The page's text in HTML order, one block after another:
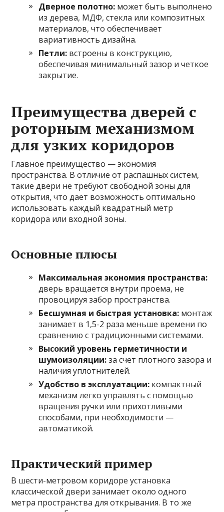
Дверное полотно: может быть выполнено
из дерева, МДФ, стекла или композитных
материалов, что обеспечивает
вариативность дизайна.
Петли: встроены в конструкцию,
обеспечивая минимальный зазор и четкое
закрытие.
Преимущества дверей с
роторным механизмом
для узких коридоров
Главное преимущество — экономия
пространства. В отличие от распашных систем,
такие двери не требуют свободной зоны для
открытия, что дает возможность оптимально
использовать каждый квадратный метр
коридора или входной зоны.
Основные плюсы
Максимальная экономия пространства:
дверь вращается внутри проема, не
провоцируя забор пространства.
Бесшумная и быстрая установка: монтаж
занимает в 1,5-2 раза меньше времени по
сравнению с традиционными системами.
Высокий уровень герметичности и
шумоизоляции:за счет плотного зазора и
наличия уплотнителей.
Удобство в эксплуатации: компактный
механизм легко управлять с помощью
вращения ручки или прихотливыми
способами, при необходимости —
автоматикой.
Практический пример
В шести-метровом коридоре установка
классической двери занимает около одного
метра пространства для открывания. В то же